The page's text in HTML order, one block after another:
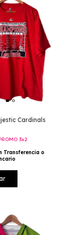
Cardinals
3x2
Transferencia o